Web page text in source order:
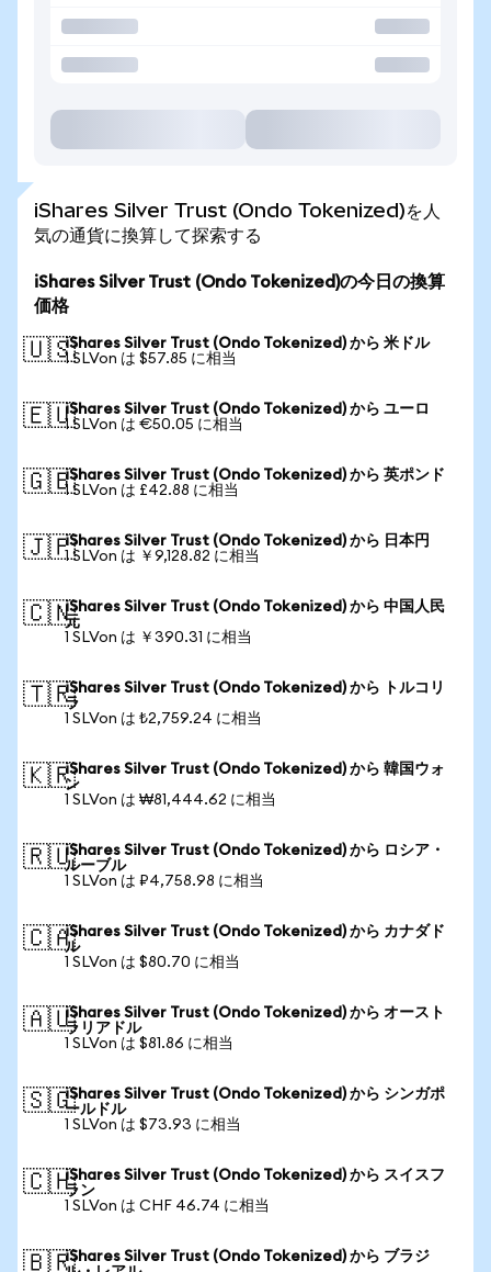
iShares Silver Trust (Ondo Tokenized)を人
気の通貨に換算して探索する
iShares Silver Trust (Ondo Tokenized)の今日の換算
価格
🇺🇸iShares Silver Trust (Ondo Tokenized) から 米ドル
1 SLVon は $57.85 に相当
🇪🇺iShares Silver Trust (Ondo Tokenized) から ユーロ
1 SLVon は €50.05 に相当
🇬🇧iShares Silver Trust (Ondo Tokenized) から 英ポンド
1 SLVon は £42.88 に相当
🇯🇵iShares Silver Trust (Ondo Tokenized) から 日本円
1 SLVon は ￥9,128.82 に相当
🇨🇳iShares Silver Trust (Ondo Tokenized) から 中国人民
元
1 SLVon は ￥390.31 に相当
🇹🇷iShares Silver Trust (Ondo Tokenized) から トルコリ
ラ
1 SLVon は ₺2,759.24 に相当
🇰🇷iShares Silver Trust (Ondo Tokenized) から 韓国ウォ
ン
1 SLVon は ₩81,444.62 に相当
🇷🇺iShares Silver Trust (Ondo Tokenized) から ロシア・
ルーブル
1 SLVon は ₽4,758.98 に相当
🇨🇦iShares Silver Trust (Ondo Tokenized) から カナダド
ル
1 SLVon は $80.70 に相当
🇦🇺iShares Silver Trust (Ondo Tokenized) から オースト
ラリアドル
1 SLVon は $81.86 に相当
🇸🇬iShares Silver Trust (Ondo Tokenized) から シンガポ
ールドル
1 SLVon は $73.93 に相当
🇨🇭iShares Silver Trust (Ondo Tokenized) から スイスフ
ラン
1 SLVon は CHF 46.74 に相当
🇧🇷iShares Silver Trust (Ondo Tokenized) から ブラジ